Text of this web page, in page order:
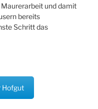
und damit
bereits
Schritt das
Hofgut